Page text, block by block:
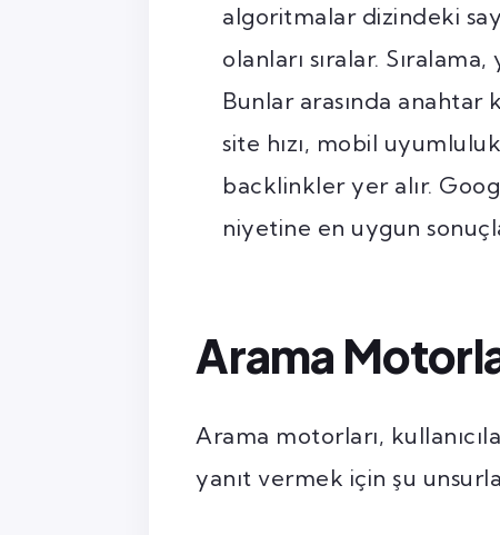
algoritmalar dizindeki
olanları sıralar.
Bunlar arasında anahtar
site hızı, mobil
backlinkler yer alır.
niyetine en uygun
Arama
Arama motorları,
yanıt vermek için şu